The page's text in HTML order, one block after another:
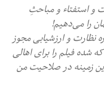
و استفتاء و مباحثِ
را می‌دهیم!
نظارت و ارزشیابی مجوز
شده فیلم را برای اهالی
زمینه در صلاحیت من